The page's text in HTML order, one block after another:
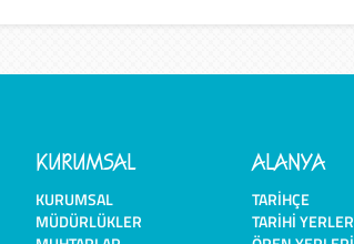
KURUMSAL
KURUMSAL
MÜDÜRLÜKLER
ALANYA
TARIHÇE
TARIHI YERLER